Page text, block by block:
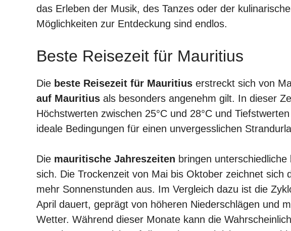
das Erleben der Musik, des Tanzes oder der
Möglichkeiten zur Entdeckung sind endlos.
Beste Reisezeit für Mauritius
Die beste Reisezeit für Mauritius erstreckt sich von
auf Mauritius als besonders angenehm gilt. In dieser
Höchstwerten zwischen 25°C und 28°C und
ideale Bedingungen für einen unvergesslichen
Die mauritische Jahreszeiten bringen
sich. Die Trockenzeit von Mai bis Oktober zeichnet sich
mehr Sonnenstunden aus. Im Vergleich dazu ist die
April dauert, geprägt von höheren Niederschlägen und
Wetter. Während dieser Monate kann die